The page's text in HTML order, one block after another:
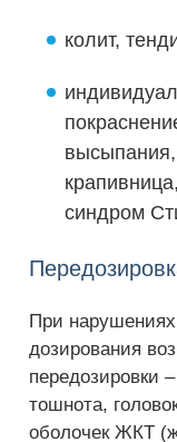
колит,
синдром
При
дозирования
передозировки
тошнота,
оболочек ЖКТ